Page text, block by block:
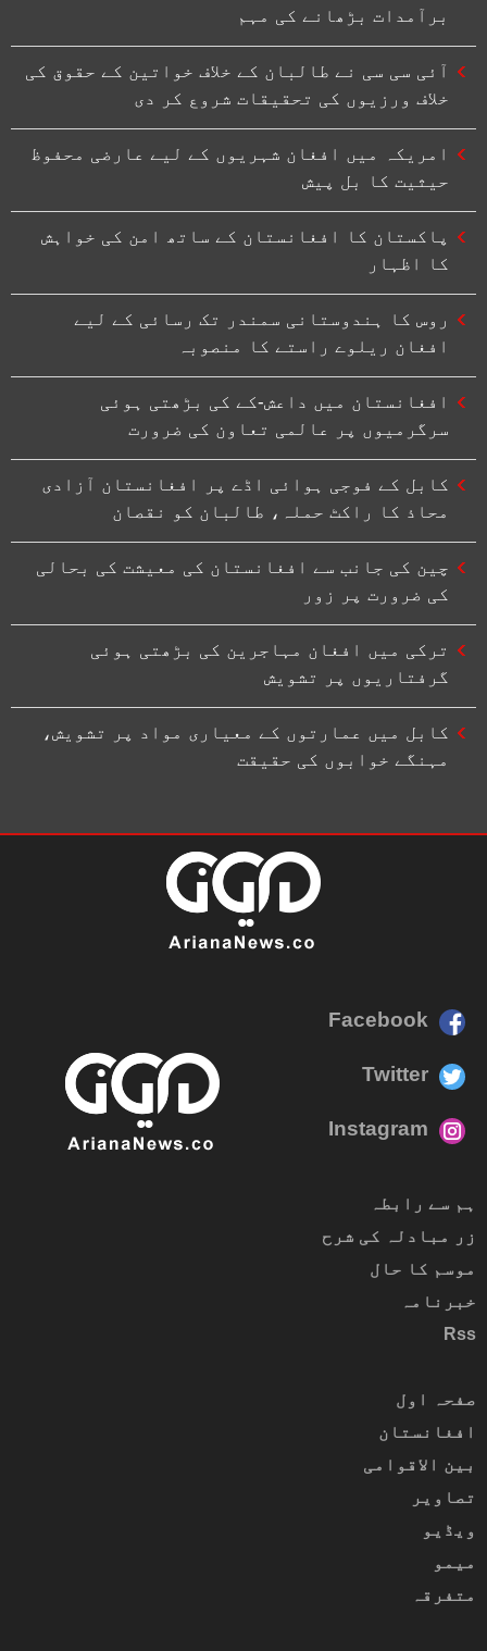
برآمدات بڑھانے کی مہم
آئی سی سی نے طالبان کے خلاف خواتین کے حقوق کی
خلاف ورزیوں کی تحقیقات شروع کر دی
امریکہ میں افغان شہریوں کے لیے عارضی محفوظ
حیثیت کا بل پیش
پاکستان کا افغانستان کے ساتھ امن کی خواہش
کا اظہار
روس کا ہندوستانی سمندر تک رسائی کے لیے
افغان ریلوے راستے کا منصوبہ
افغانستان میں داعش-کے کی بڑھتی ہوئی
سرگرمیوں پر عالمی تعاون کی ضرورت
کابل کے فوجی ہوائی اڈے پر افغانستان آزادی
محاذ کا راکٹ حملہ، طالبان کو نقصان
چین کی جانب سے افغانستان کی معیشت کی بحالی
کی ضرورت پر زور
ترکی میں افغان مہاجرین کی بڑھتی ہوئی
گرفتاریوں پر تشویش
کابل میں عمارتوں کے معیاری مواد پر تشویش،
مہنگے خوابوں کی حقیقت
Facebook
Twitter
Instagram
ہم سے رابطہ
زر مبادلہ کی شرح
موسم کا حال
خبرنامہ
Rss
صفحہ اول
افغانستان
بین الاقوامی
تصاویر
ویڈیو
میمو
متفرقہ